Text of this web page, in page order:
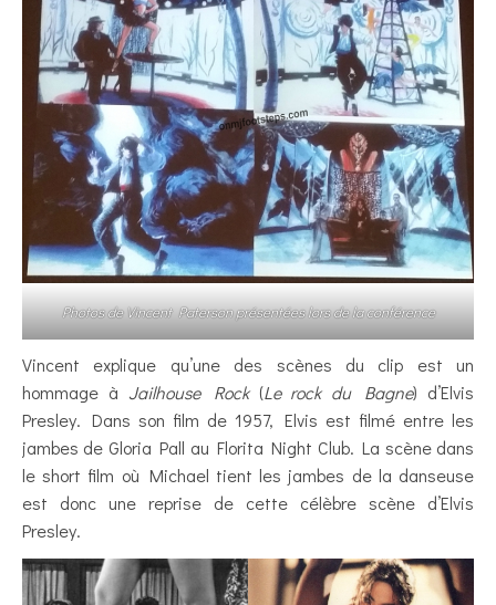
Photos de Vincent Paterson présentées lors de la conférence
Vincent explique qu’une des scènes du clip est un
hommage à Jailhouse Rock(Le rock du Bagne) d’Elvis
Presley. Dans son film de 1957, Elvis est filmé entre les
jambes de Gloria Pall au Florita Night Club. La scène dans
le short film où Michael tient les jambes de la danseuse
est donc une reprise de cette célèbre scène d’Elvis
Presley.